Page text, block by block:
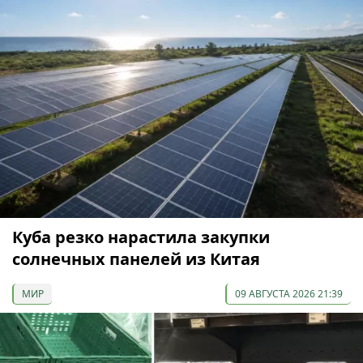
Куба резко нарастила закупки
солнечных панелей из Китая
МИР 09 АВГУСТА 2026 21:39